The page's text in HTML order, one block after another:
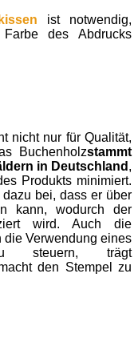
ist notwendig,
des Abdrucks
nicht nur für Qualität,
Buchenholzstammt
in Deutschland ,
Produkts minimiert.
bei, dass er über
kann, wodurch der
wird. Auch die
die Verwendung eines
steuern, trägt
den Stempel zu